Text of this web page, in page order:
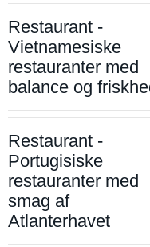
Restaurant -
Vietnamesiske
restauranter med
balance og
Restaurant -
Portugisiske
restauranter med
smag af
Atlanterhavet